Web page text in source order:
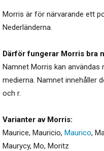
Morris är för närvarande ett
Nederländerna.
Därför fungerar Morris bra
Namnet Morris kan
medierna. Namnet innehåller
och r.
Varianter av Morris:
Maurice, Mauricio, Maurico,
Maurycy, Mo, Moritz